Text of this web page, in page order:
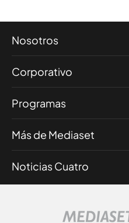
Nosotros
Corporativo
Programas
Más de Mediaset
Noticias Cuatro